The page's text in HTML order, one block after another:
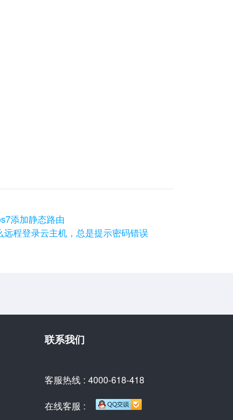
添加静态路由
远程登录云主机，总是提示密码错误
联系我们
客服热线 : 4000-618-418
在线客服 :